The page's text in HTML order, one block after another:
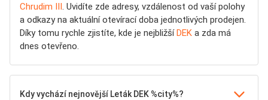
Chrudim III. Uvidíte zde adresy, vzdálenost od vaší polohy
a odkazy na aktuální otevírací doba jednotlivých prodejen.
Díky tomu rychle zjistíte, kde je nejbližšíDEK a zda má
dnes otevřeno.
Kdy vychází nejnovější Leták DEK %city%?